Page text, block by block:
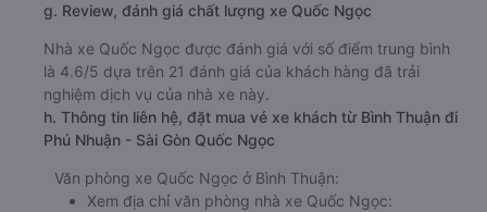
g. Review, đánh giá chất lượng xe Quốc Ngọc
Nhà xe Quốc Ngọc được đánh giá với số điểm trung bình
là 4.6/5 dựa trên 21 đánh giá của khách hàng đã trải
nghiệm dịch vụ của nhà xe này.
h. Thông tin liên hệ, đặt mua vé xe khách từ Bình Thuận đi
Phú Nhuận - Sài Gòn Quốc Ngọc
Văn phòng xe Quốc Ngọc ở Bình Thuận:
Xem địa chỉ văn phòng nhà xe Quốc Ngọc: